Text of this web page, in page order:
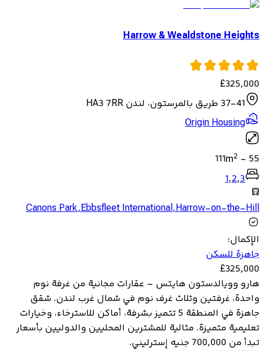
Harrow & Wealdstone Heights
£325,000
37-41 طريق بالمرستون، لندن HA3 7RR
Origin Housing
55
-
111m2
1,2,3
Canons Park,Ebbsfleet International,Harrow-on-the-Hill
الإكمال:
جاهزة للسكن
£325,000
هارو وويالدستون هايتس – عقارات مجانية من غرفة نوم
واحدة، غرفتين وثلاث غرف نوم في شمال غرب لندن. شقق
جاهزة في المنطقة 5 تتميز بشرفة، أماكن للاسترخاء، وخيارات
تعليمية متميزة. مثالية للمشترين المحليين والدوليين بأسعار
تبدأ من 700,000 جنيه إسترليني.